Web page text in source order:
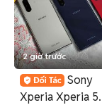
2 giờ trước
Sony
Xperia Xperia 5